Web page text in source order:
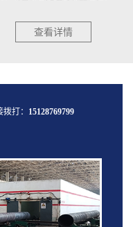
厂合格证。2、应对钢···
查看详情
打： 15128769799